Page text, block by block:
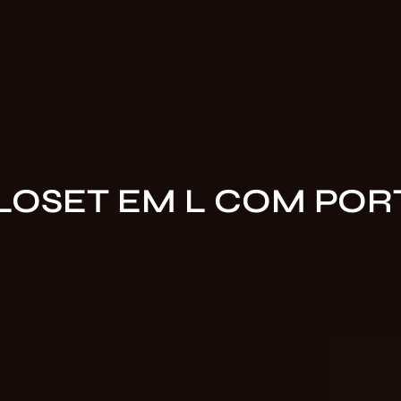
EM L COM